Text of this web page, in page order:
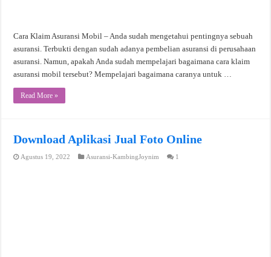
Cara Klaim Asuransi Mobil – Anda sudah mengetahui pentingnya sebuah
asuransi. Terbukti dengan sudah adanya pembelian asuransi di perusahaan
asuransi. Namun, apakah Anda sudah mempelajari bagaimana cara klaim
asuransi mobil tersebut? Mempelajari bagaimana caranya untuk …
Read More »
Download Aplikasi Jual Foto Online
Agustus 19, 2022 Asuransi-KambingJoynim 1